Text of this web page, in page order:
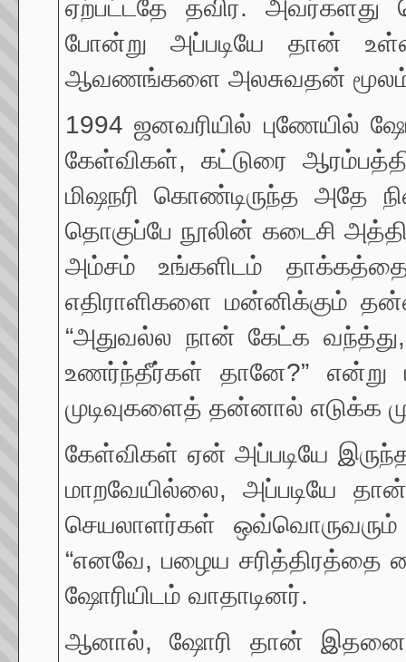
ஏற்பட்டதே தவிர. அவர்களது
போன்று அப்படியே தான்
ஆவணங்களை அலசுவதன் மூலம்
1994 ஜனவரியில் புணேயில்
கேள்விகள், கட்டுரை
மிஷநரி கொண்டிருந்த அதே
தொகுப்பே நூலின் கடைசி
அம்சம் உங்களிடம் தாக்கத்தை
எதிராளிகளை மன்னிக்கும்
“அதுவல்ல நான் கேட்க
உணர்ந்தீர்கள் தானே?” என்று
முடிவுகளைத் தன்னால் எடுக்க
கேள்விகள் ஏன் அப்படியே
மாறவேயில்லை, அப்படியே
செயலாளர்கள் ஒவ்வொருவரும்
“எனவே, பழைய சரித்திரத்தை
ஷோரியிடம் வாதாடினர்.
ஆனால், ஷோரி தான் இதனை